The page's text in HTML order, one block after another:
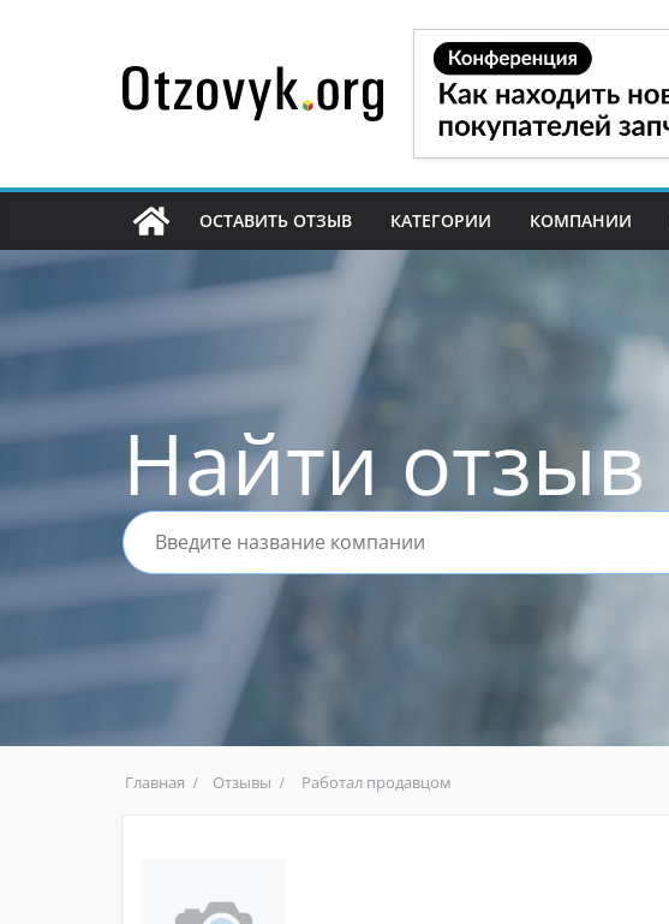
содержимому
ОСТАВИТЬ ОТЗЫВ КАТЕГОРИИ КОМПАНИИ
Найти отзыв
Главная Отзывы Работал продавцом